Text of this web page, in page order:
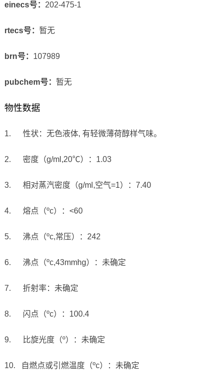
einecs号： 202-475-1
rtecs号： 暂无
brn号： 107989
pubchem号： 暂无
物性数据
1. 性状：无色液体, 有轻微薄荷醇样气味。
2. 密度（g/ml,20℃）：1.03
3. 相对蒸汽密度（g/ml,空气=1）：7.40
4. 熔点（ºc）：<60
5. 沸点（ºc,常压）：242
6. 沸点（ºc,43mmhg）：未确定
7. 折射率：未确定
8. 闪点（ºc）：100.4
9. 比旋光度（º）：未确定
10. 自燃点或引燃温度（ºc）：未确定